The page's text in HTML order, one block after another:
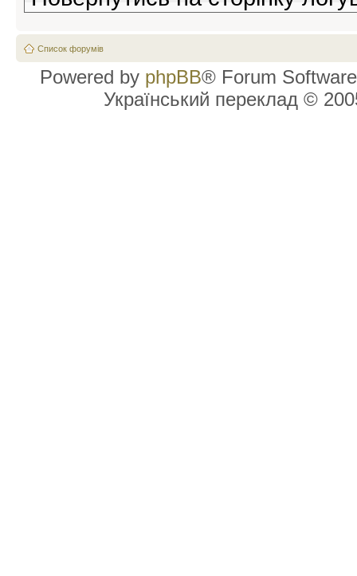
Список форумів
Powered by phpBB® Forum
Український переклад ©